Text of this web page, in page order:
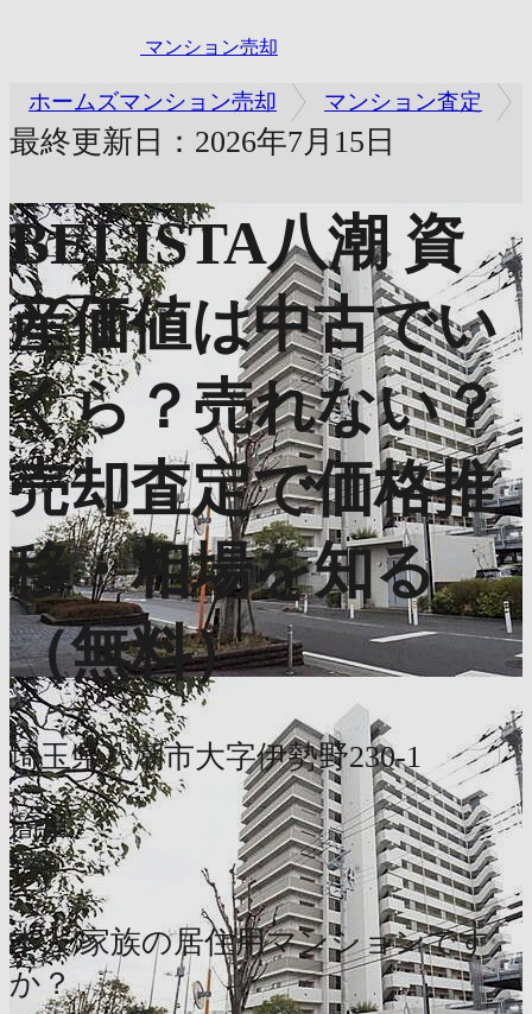
マンション売却
ホームズマンション売却 マンション査定
最終更新日：2026年7月15日
BELISTA八潮 資
産価値は中古でい
くら？売れない？
売却査定で価格推
移・相場を知る
（無料）
埼玉県八潮市大字伊勢野230-1
簡単
1分
本人/家族の居住用マンションです
か？